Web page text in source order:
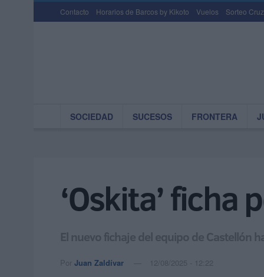
Contacto Horarios de Barcos by Kikoto Vuelos Sorteo
SOCIEDAD SUCESOS FRONTERA
‘Oskita’ ficha
El nuevo fichaje del equipo de Castellón
Por Juan Zaldívar 12/08/2025 - 12:22